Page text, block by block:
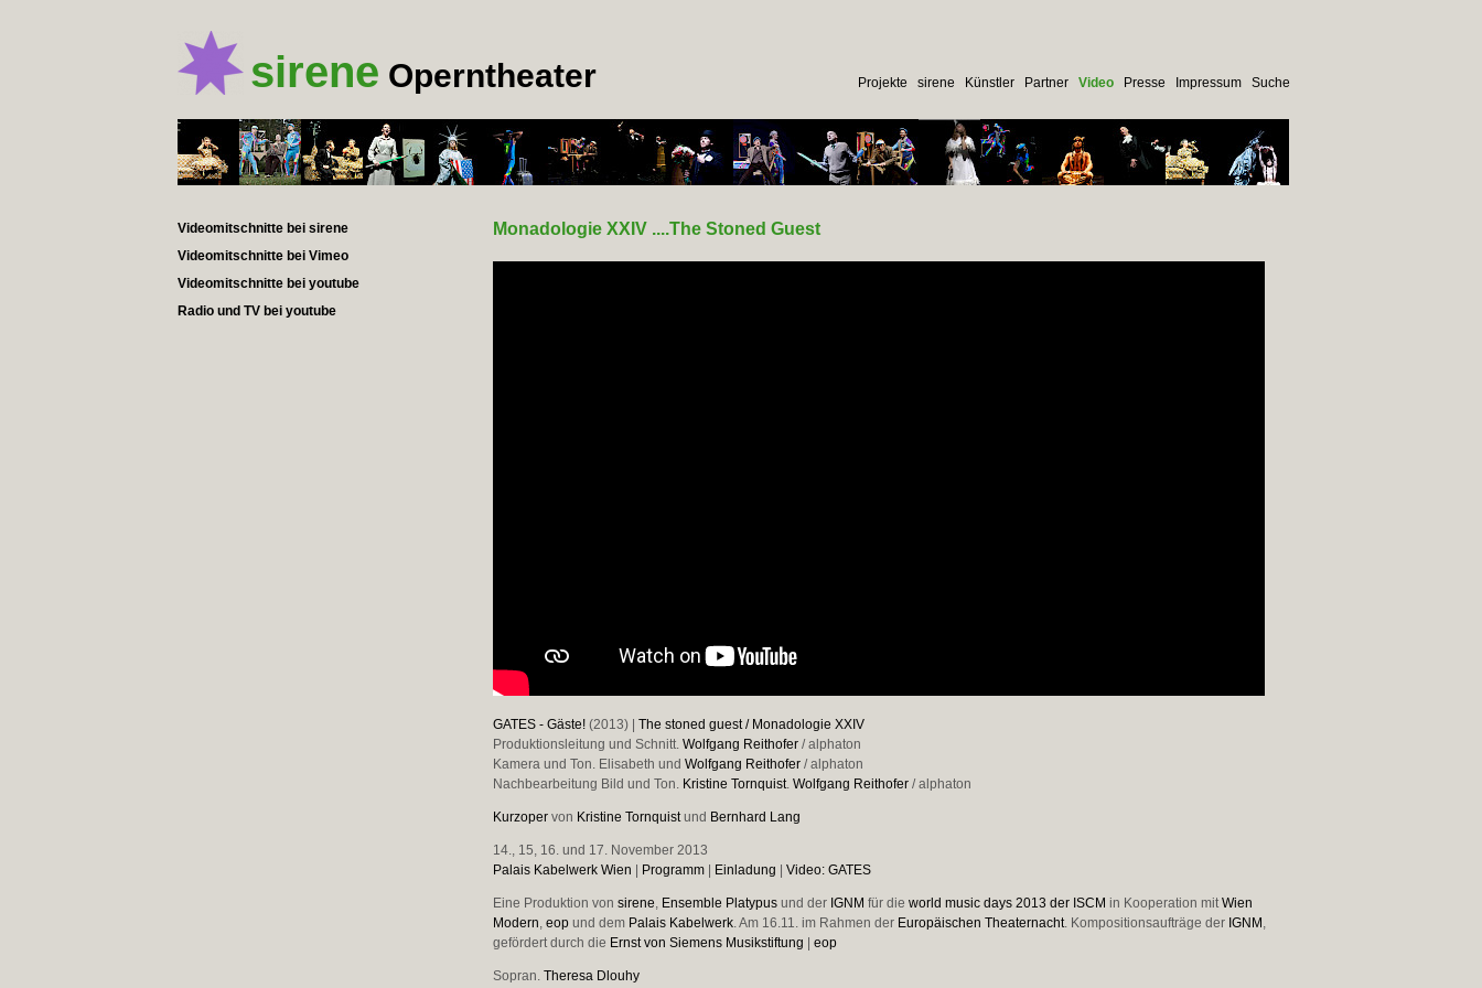
sirene Operntheater Projekte sirene Künstler Partner Video Presse Impressum Suche
Videomitschnitte bei sirene
Videomitschnitte bei Vimeo
Videomitschnitte bei youtube
Radio und TV bei youtube
Monadologie XXIV ....The Stoned Guest
GATES - Gäste!(2013) | The stoned guest / Monadologie XXIV
Produktionsleitung und Schnitt. Wolfgang Reithofer/ alphaton
Kamera und Ton. Elisabeth und Wolfgang Reithofer/ alphaton
Nachbearbeitung Bild und Ton. Kristine Tornquist. Wolfgang Reithofer/ alphaton
Kurzopervon Kristine Tornquistund Bernhard Lang
14., 15, 16. und 17. November 2013
Palais Kabelwerk Wien
Programm| Einladung Video: GATES
Eine Produktion von sirene, Ensemble Platypusund der IGNM für die world music days 2013 der ISCM in Kooperation mitWien
Modern, eopund dem Palais Kabelwerk. Am 16.11. im Rahmen der Europäischen Theaternacht. Kompositionsaufträge der IGNM ,
gefördert durch die Ernst von Siemens Musikstiftung eop
Sopran. Theresa Dlouhy